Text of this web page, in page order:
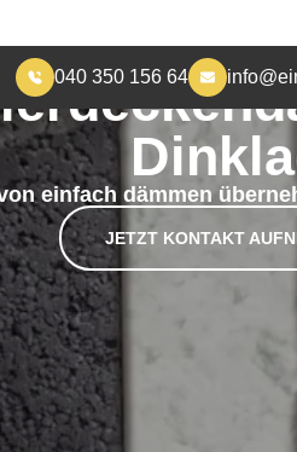
MEHR WOHNKOMFORT,
einfach dämmen
JETZT KONTAKT